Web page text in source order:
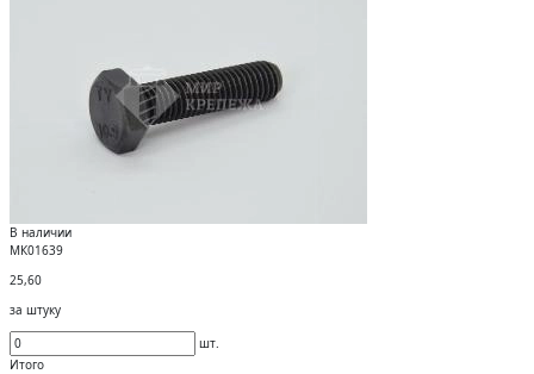
В наличии
МК01639
25,60
за штуку
шт.
Итого